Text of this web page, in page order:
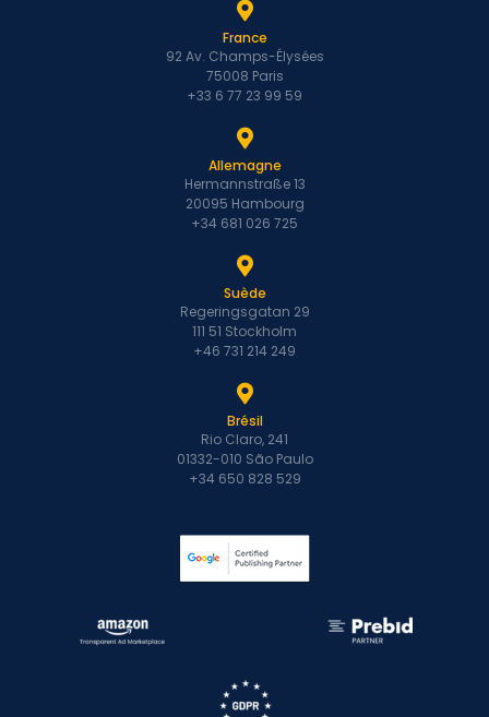
France
92 Av. Champs-Élysées
75008 Paris
+33 6 77 23 99 59
Allemagne
Hermannstraße 13
20095 Hambourg
+34 681 026 725
Suède
Regeringsgatan 29
111 51 Stockholm
+46 731 214 249
Brésil
Rio Claro, 241
01332-010 São Paulo
+34 650 828 529